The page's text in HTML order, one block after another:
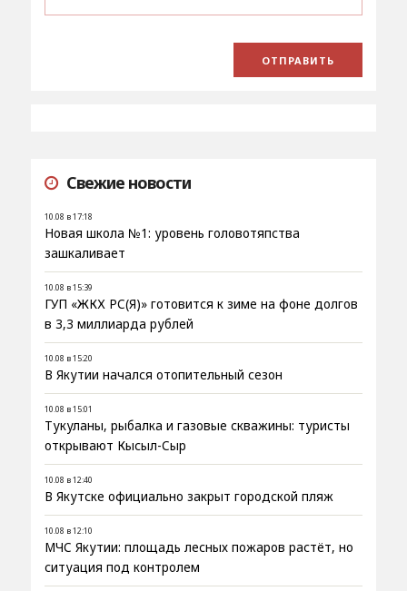
Свежие новости
10.08 в 17:18
Новая школа №1: уровень головотяпства
зашкаливает
10.08 в 15:39
ГУП «ЖКХ РС(Я)» готовится к зиме на фоне долгов
в 3,3 миллиарда рублей
10.08 в 15:20
В Якутии начался отопительный сезон
10.08 в 15:01
Тукуланы, рыбалка и газовые скважины: туристы
открывают Кысыл-Сыр
10.08 в 12:40
В Якутске официально закрыт городской пляж
10.08 в 12:10
МЧС Якутии: площадь лесных пожаров растёт, но
ситуация под контролем